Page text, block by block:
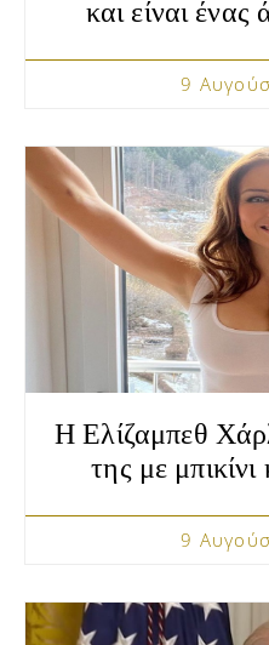
και είναι
9
Η Ελίζαμπεθ
της με μπικίνι
9